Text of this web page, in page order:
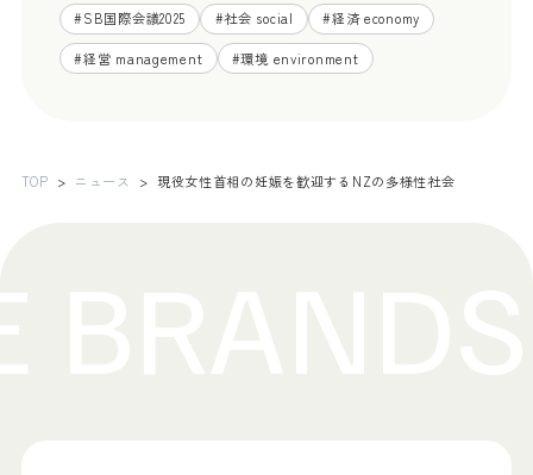
#SB国際会議2025 #社会 social #経済 economy
#経営 management #環境 environment
TOP ニュース 現役女性首相の妊娠を歓迎するNZの多様性社会